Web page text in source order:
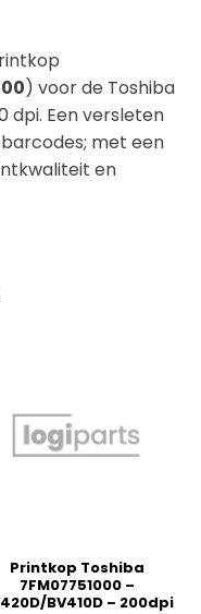
) voor de Toshiba
dpi. Een versleten
met een
en
Printkop Toshiba
7FM07751000 –
BV410D – 200dpi